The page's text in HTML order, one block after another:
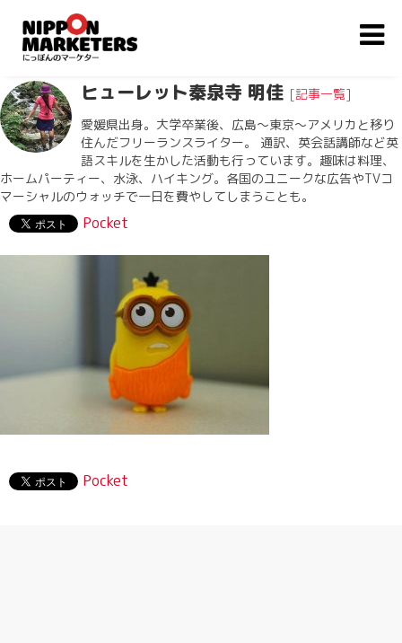
ヒューレット秦泉寺 明佳 [記事一覧]
愛媛県出身。大学卒業後、広島〜東京〜アメリカと移り
住んだフリーランスライター。 通訳、英会話講師など英
語スキルを生かした活動も行っています。趣味は料理、
ホームパーティー、水泳、ハイキング。各国のユニークな広告やTVコ
マーシャルのウォッチで一日を費やしてしまうことも。
Pocket
Pocket